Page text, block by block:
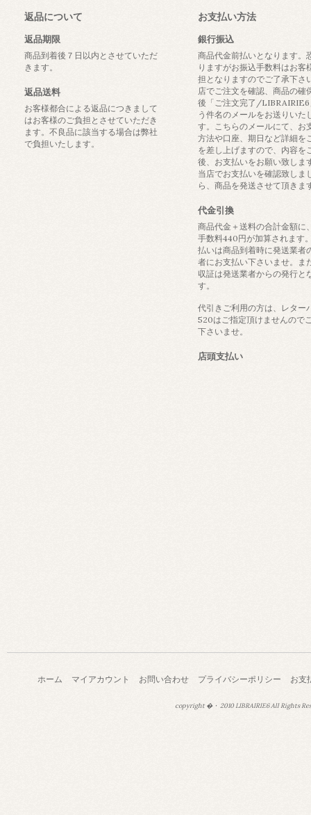
返品について
返品期限
商品到着後７日以内とさせていただ
きます。
返品送料
お客様都合による返品につきまして
はお客様のご負担とさせていただき
ます。不良品に該当する場合は弊社
で負担いたします。
お支払い方法
銀行振込
商品代金前払いとなります。
りますがお振込手数料はお客
担となりますのでご了承下さ
店でご注文を確認、商品の確
後「ご注文完了/LIBRAIRIE6
う件名のメールをお送りいた
す。こちらのメールにて、お
方法や口座、期日など詳細を
を差し上げますので、内容を
後、お支払いをお願い致しま
当店でお支払いを確認致しま
ら、商品を発送させて頂きま
代金引換
商品代金＋送料の合計金額に
手数料440円が加算されます
払いは商品到着時に発送業者
者にお支払い下さいませ。ま
収証は発送業者からの発行と
す。
代引きご利用の方は、レター
520はご指定頂けませんので
下さいませ。
店頭支払い
ホーム マイアカウント お問い合わせ プライバシーポリシー お支
copyright �・ 2010 LIBRAIRIE6 All Rights